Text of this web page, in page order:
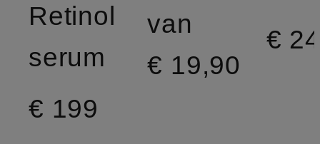
Retinol
serum
€ 199
van
€ 19,90
€